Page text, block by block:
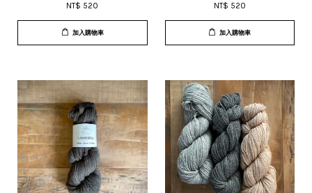
NT$ 520
加入購物車
NT$ 520
加入購物車